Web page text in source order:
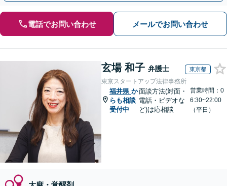
電話でお問い合わせ メールでお問い合わせ
玄場 和子 弁護士 東京都
東京スタートアップ法律事務所
福井県 か
らも相談
受付中
面談方法(対面・
電話・ビデオな
ど)は応相談
営業時間：0
6:30~22:00
（平日）